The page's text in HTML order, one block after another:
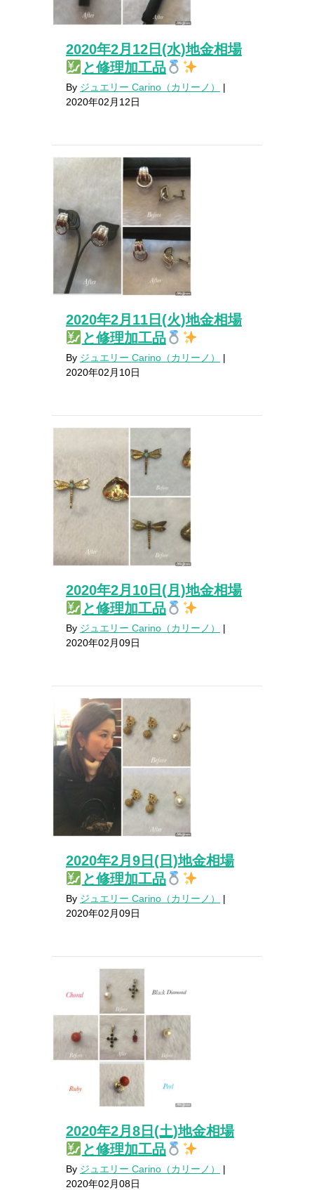
2020年2月12日(水)地金相場
と修理加工品
By ジュエリー Carino（カリーノ）
|
2020年02月12日
2020年2月11日(火)地金相場
と修理加工品
By ジュエリー Carino（カリーノ）
|
2020年02月10日
2020年2月10日(月)地金相場
と修理加工品
By ジュエリー Carino（カリーノ）
|
2020年02月09日
2020年2月9日(日)地金相場
と修理加工品
By ジュエリー Carino（カリーノ）
|
2020年02月09日
2020年2月8日(土)地金相場
と修理加工品
By ジュエリー Carino（カリーノ）
|
2020年02月08日